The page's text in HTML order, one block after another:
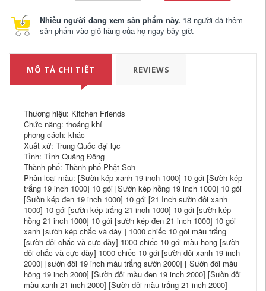
Nhiều người đang xem sản phẩm này. 18 người đã thêm
sản phẩm vào giỏ hàng của họ ngay bây giờ.
MÔ TẢ CHI TIẾT REVIEWS
Thương hiệu: Kitchen Friends
Chức năng: thoáng khí
phong cách: khác
Xuất xứ: Trung Quốc đại lục
Tỉnh: Tỉnh Quảng Đông
Thành phố: Thành phố Phật Sơn
Phân loại màu: [Sườn kép xanh 19 inch 1000] 10 gói [Sườn kép
trắng 19 inch 1000] 10 gói [Sườn kép hồng 19 inch 1000] 10 gói
[Sườn kép đen 19 inch 1000] 10 gói [21 Inch sườn đôi xanh
1000] 10 gói [sườn kép trắng 21 inch 1000] 10 gói [sườn kép
hồng 21 inch 1000] 10 gói [sườn kép đen 21 inch 1000] 10 gói
xanh [sườn kép chắc và dày ] 1000 chiếc 10 gói màu trắng
[sườn đôi chắc và cực dày] 1000 chiếc 10 gói màu hồng [sườn
đôi chắc và cực dày] 1000 chiếc 10 gói [sườn đôi xanh 19 inch
2000] [sườn đôi 19 inch màu trắng sườn 2000] [ Sườn đôi màu
hồng 19 inch 2000] [Sườn đôi màu đen 19 inch 2000] [Sườn đôi
màu xanh 21 inch 2000] [Sườn đôi màu trắng 21 inch 2000]